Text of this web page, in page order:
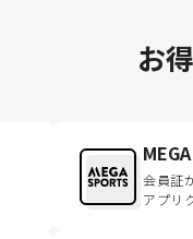
お
会員証
アプリ